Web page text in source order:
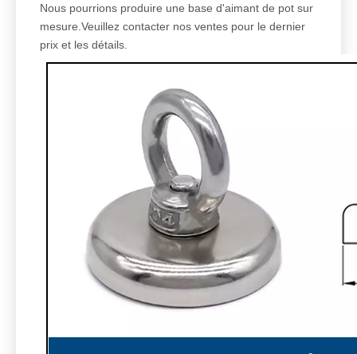
Nous pourrions produire une base d'aimant de pot sur
mesure.Veuillez contacter nos ventes pour le dernier
prix et les détails.